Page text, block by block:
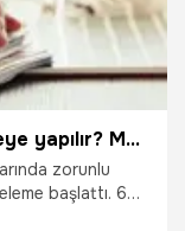
Okul kayıt parası şikayetleri nereye yapılır? MEB inceleme başlattı!
zorunlu
başlattı. 65